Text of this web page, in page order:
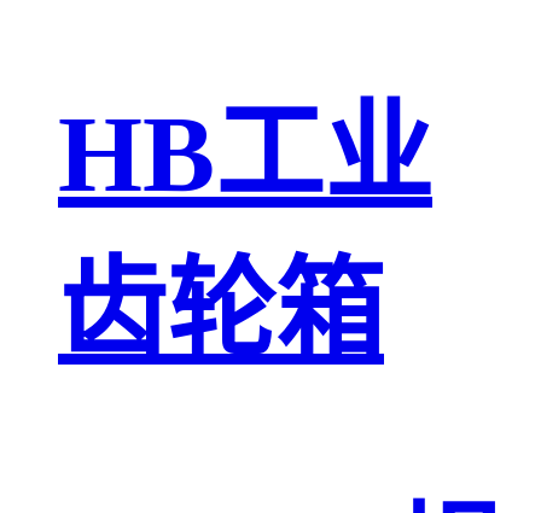
HB工业
齿轮箱